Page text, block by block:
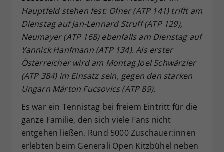
Hauptfeld stehen fest: Ofner (ATP 141) trifft am
Dienstag auf Jan-Lennard Struff (ATP 129),
Neumayer (ATP 168) ebenfalls am Dienstag auf
Yannick Hanfmann (ATP 134). Als erster
Österreicher wird am Montag Joel Schwärzler
(ATP 384) im Einsatz sein, gegen den starken
Ungarn Márton Fucsovics (ATP 89).
Es war ein Tennistag bei freiem Eintritt für die
ganze Familie, den sich viele Fans nicht
entgehen ließen. Rund 5000 Zuschauer:innen
erlebten beim Generali Open Kitzbühel neben
Zweck
Dieser Wert speichert Ihre Consent-
Einstellungen. Unter anderem eine
zufällig generierte ID, für die
historische Speicherung Ihrer
vorgenommen Einstellungen, falls der
Webseiten-Betreiber dies eingestellt
hat.